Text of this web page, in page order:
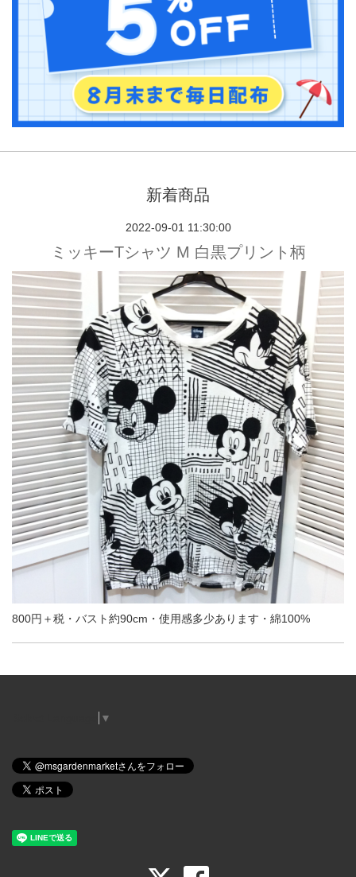
新着商品
2022-09-01 11:30:00
ミッキーTシャツ M 白黒プリント柄
800円＋税・バスト約90cm・使用感多少あります・綿100%
▼